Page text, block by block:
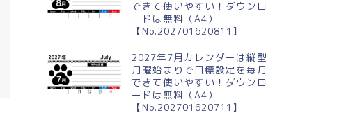
できて使いやすい！ダウンロ
ードは無料（A4）
【No.202701620811】
2027年7月カレンダーは縦型
月曜始まりで目標設定を毎月
できて使いやすい！ダウンロ
ードは無料（A4）
【No.202701620711】